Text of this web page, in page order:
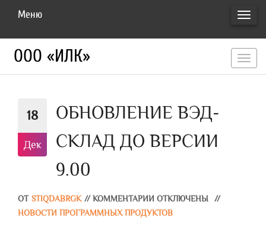
Меню
ООО «ИЛК»
18
Дек
ОБНОВЛЕНИЕ ВЭД-
СКЛАД ДО ВЕРСИИ
9.00
ОТ STIQDABRGK // КОММЕНТАРИИ ОТКЛЮЧЕНЫ
//
НОВОСТИ ПРОГРАММНЫХ ПРОДУКТОВ